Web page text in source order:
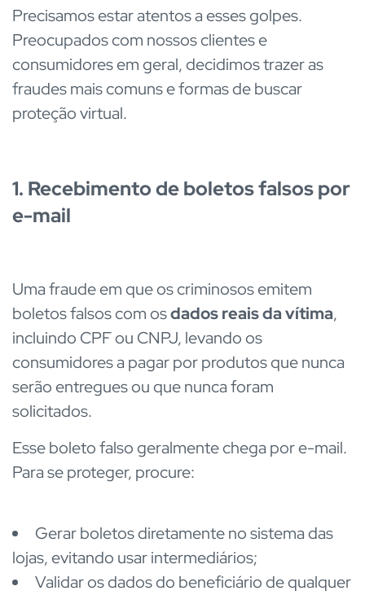
Precisamos estar atentos a esses golpes.
Preocupados com nossos clientes e
consumidores em geral, decidimos trazer as
fraudes mais comuns e formas de buscar
proteção virtual.
1. Recebimento de boletos falsos por
e-mail
Uma fraude em que os criminosos emitem
boletos falsos com osdados reais da vítima,
incluindo CPF ou CNPJ, levando os
consumidores a pagar por produtos que nunca
serão entregues ou que nunca foram
solicitados.
Esse boleto falso geralmente chega por e-mail.
Para se proteger, procure:
Gerar boletos diretamente no sistema das
lojas, evitando usar intermediários;
Validar os dados do beneficiário de qualquer